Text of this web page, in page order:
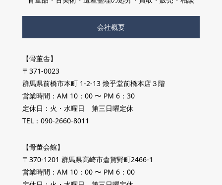
会社概要
【骨董舎】
〒371-0023
群馬県前橋市本町 1-2-13 煥乎堂前橋本店３階
営業時間：AM 10：00 〜 PM 6：30
定休日：火・水曜日 第三日曜定休
TEL：090-2660-8011
【骨董会館】
〒370-1201 群馬県高崎市倉賀野町2466-1
営業時間：AM 10：00 〜 PM 6：00